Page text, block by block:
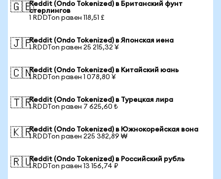
🇬🇧Reddit (Ondo Tokenized) в Британский фунт
стерлингов
1 RDDTon равен 118,51 £
🇯🇵Reddit (Ondo Tokenized) в Японская иена
1 RDDTon равен 25 215,32 ¥
🇨🇳Reddit (Ondo Tokenized) в Китайский юань
1 RDDTon равен 1 078,80 ¥
🇹🇷Reddit (Ondo Tokenized) в Турецкая лира
1 RDDTon равен 7 625,60 ₺
🇰🇷Reddit (Ondo Tokenized) в Южнокорейская вона
1 RDDTon равен 225 382,89 ₩
🇷🇺Reddit (Ondo Tokenized) в Российский рубль
1 RDDTon равен 13 156,74 ₽